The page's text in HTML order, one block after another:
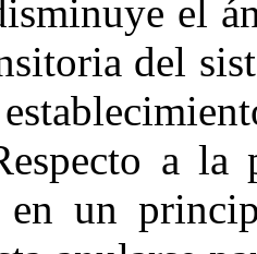
el
del
a la
en un